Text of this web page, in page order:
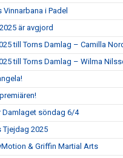
i Padel
är avgjord
till Torns Damlag – Camilla
till Torns Damlag – Wilma
Damlaget söndag 6/4
Tjejdag 2025
& Griffin Martial Arts